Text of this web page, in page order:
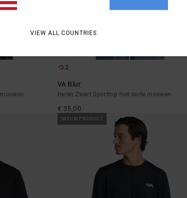
2
VA Blur
Heren Zwart Sporttop met korte mouwen
€ 35,00
NIEUW PRODUCT
VIEW ALL COUNTRIES